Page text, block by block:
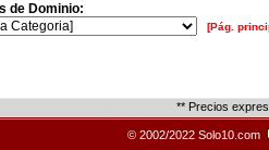
de Dominio:
[Pág.
** Precios
© 2002/2022 Solo10.com